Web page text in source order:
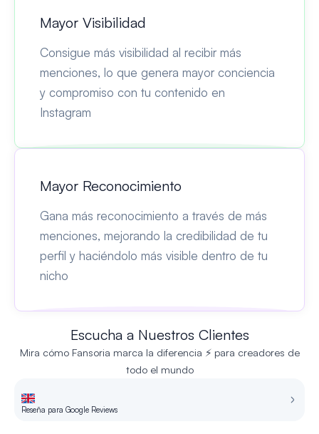
Mayor Visibilidad
Consigue más visibilidad al recibir más
menciones, lo que genera mayor conciencia
y compromiso con tu contenido en
Instagram
Mayor Reconocimiento
Gana más reconocimiento a través de más
menciones, mejorando la credibilidad de tu
perfil y haciéndolo más visible dentro de tu
nicho
Escucha a Nuestros Clientes
Mira cómo Fansoria marca la diferencia ⚡ para creadores de
todo el mundo
Reseña para Google Reviews